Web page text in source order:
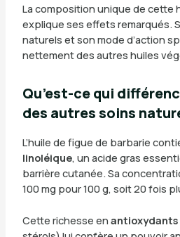
La composition unique de cette
explique ses effets remarqués.
naturels et son mode d’action
nettement des autres huiles
Qu’est-ce qui
des autres soins
L’huile de figue de barbarie
linoléique, un acide gras
barrière cutanée. Sa
100 mg pour 100 g, soit 20 fois
Cette richesse en